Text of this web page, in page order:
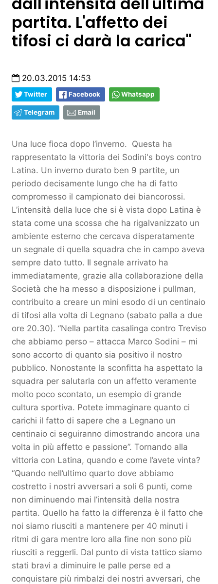
partita. L'affetto dei
tifosi ci darà la carica"
20.03.2015 14:53
Twitter Facebook Whatsapp
Telegram Email
Una luce fioca dopo l’inverno. Questa ha
rappresentato la vittoria dei Sodini's boys contro
Latina. Un inverno durato ben 9 partite, un
periodo decisamente lungo che ha di fatto
compromesso il campionato dei biancorossi.
L’intensità della luce che si è vista dopo Latina è
stata come una scossa che ha rigalvanizzato un
ambiente esterno che cercava disperatamente
un segnale di quella squadra che in campo aveva
sempre dato tutto. Il segnale arrivato ha
immediatamente, grazie alla collaborazione della
Società che ha messo a disposizione i pullman,
contribuito a creare un mini esodo di un centinaio
di tifosi alla volta di Legnano (sabato palla a due
ore 20.30). “Nella partita casalinga contro Treviso
che abbiamo perso – attacca Marco Sodini – mi
sono accorto di quanto sia positivo il nostro
pubblico. Nonostante la sconfitta ha aspettato la
squadra per salutarla con un affetto veramente
molto poco scontato, un esempio di grande
cultura sportiva. Potete immaginare quanto ci
carichi il fatto di sapere che a Legnano un
centinaio ci seguiranno dimostrando ancora una
volta in più affetto e passione”. Tornando alla
vittoria con Latina, quando e come l’avete vinta?
“Quando nell’ultimo quarto dove abbiamo
costretto i nostri avversari a soli 6 punti, come
non diminuendo mai l’intensità della nostra
partita. Quello ha fatto la differenza è il fatto che
noi siamo riusciti a mantenere per 40 minuti i
ritmi di gara mentre loro alla fine non sono più
riusciti a reggerli. Dal punto di vista tattico siamo
stati bravi a diminuire le palle perse ed a
conquistare più rimbalzi dei nostri avversari, che